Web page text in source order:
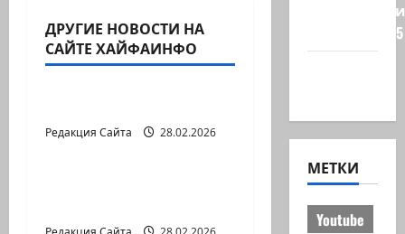
ДРУГИЕ НОВОСТИ НА
САЙТЕ ХАЙФАИНФО
Литературная гостиная
Редакция Сайта 28.02.2026
Литературная гостиная
сайта 2025
МЕТКИ
Youtube